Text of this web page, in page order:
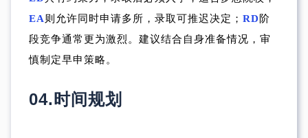
EA则允许同时申请多所，录取可推迟决定； RD 阶
段竞争通常更为激烈。建议结合自身准备情况，审
慎制定早申策略。
04. 时间规划